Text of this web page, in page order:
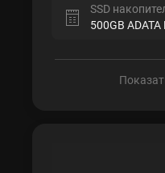
SSD
500GB ADATA